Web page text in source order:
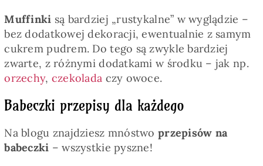
Muffinki są bardziej „rustykalne” w wyglądzie –
bez dodatkowej dekoracji, ewentualnie z samym
cukrem pudrem. Do tego są zwykle bardziej
zwarte, z różnymi dodatkami w środku – jak np.
orzechy, czekolada czy owoce.
Babeczki przepisy dla każdego
Na blogu znajdziesz mnóstwo przepisów na
babeczki – wszystkie pyszne!